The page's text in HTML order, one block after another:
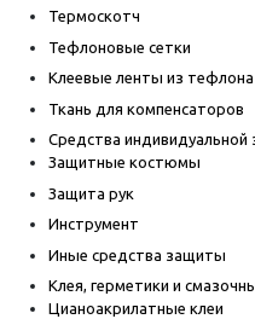
Термоскотч
Тефлоновые сетки
Клеевые ленты из тефлона
Ткань для компенсаторов
Средства
Защитные костюмы
Защита рук
Инструмент
Иные средства защиты
Клея, герметики и
Цианоакрилатные клеи